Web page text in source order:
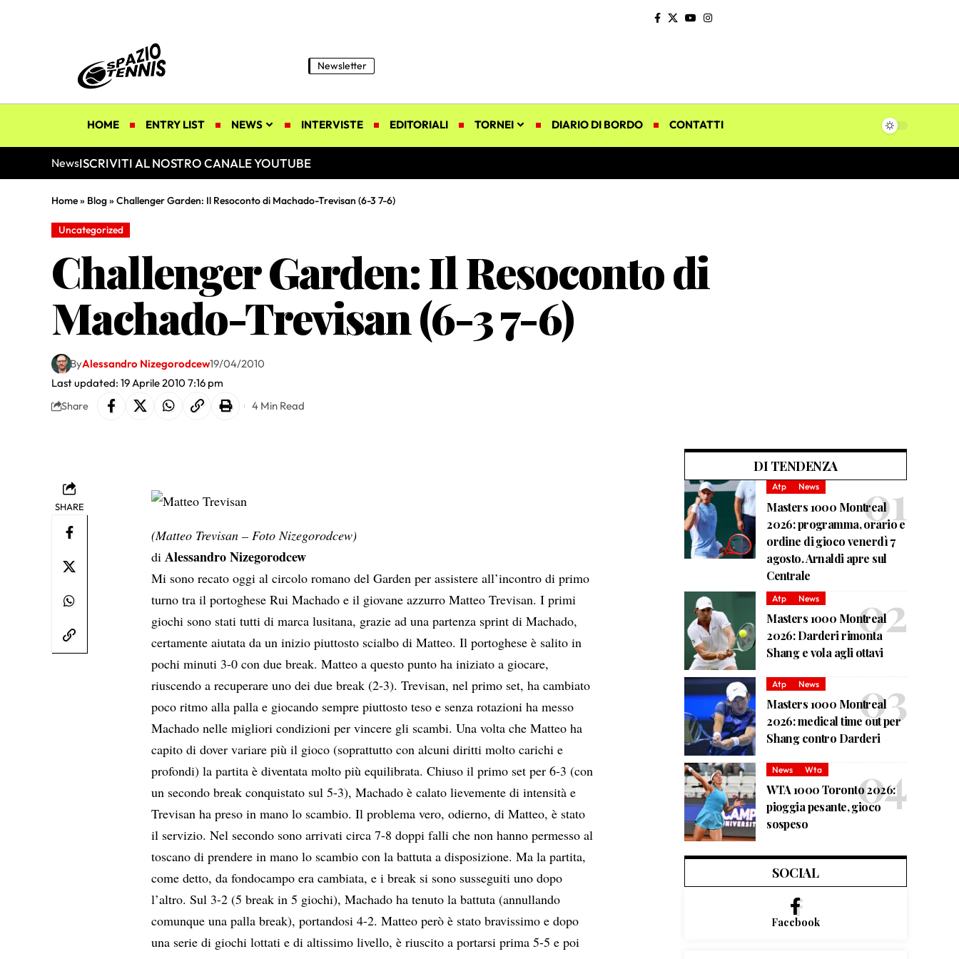
Newsletter
HOME ENTRY LIST NEWS INTERVISTE EDITORIALI TORNEI DIARIO DI BORDO CONTATTI
NewsISCRIVITI AL NOSTRO CANALE YOUTUBE
Home» Blog» Challenger Garden: Il Resoconto di Machado-Trevisan (6-3 7-6)
Uncategorized
Challenger Garden: Il Resoconto di
Machado-Trevisan (6-3 7-6)
Last updated: 19 Aprile 2010 7:16 pm
ByAlessandro Nizegorodcew19/04/2010
Share 4 Min Read
SHARE
(Matteo Trevisan – Foto Nizegorodcew)
di Alessandro Nizegorodcew
Mi sono recato oggi al circolo romano del Garden per assistere all’incontro di primo
turno tra il portoghese Rui Machado e il giovane azzurro Matteo Trevisan. I primi
giochi sono stati tutti di marca lusitana, grazie ad una partenza sprint di Machado,
certamente aiutata da un inizio piuttosto scialbo di Matteo. Il portoghese è salito in
pochi minuti 3-0 con due break. Matteo a questo punto ha iniziato a giocare,
riuscendo a recuperare uno dei due break (2-3). Trevisan, nel primo set, ha cambiato
poco ritmo alla palla e giocando sempre piuttosto teso e senza rotazioni ha messo
Machado nelle migliori condizioni per vincere gli scambi. Una volta che Matteo ha
capito di dover variare più il gioco (soprattutto con alcuni diritti molto carichi e
profondi) la partita è diventata molto più equilibrata. Chiuso il primo set per 6-3 (con
un secondo break conquistato sul 5-3), Machado è calato lievemente di intensità e
Trevisan ha preso in mano lo scambio. Il problema vero, odierno, di Matteo, è stato
il servizio. Nel secondo sono arrivati circa 7-8 doppi falli che non hanno permesso al
toscano di prendere in mano lo scambio con la battuta a disposizione. Ma la partita,
come detto, da fondocampo era cambiata, e i break si sono susseguiti uno dopo
l’altro. Sul 3-2 (5 break in 5 giochi), Machado ha tenuto la battuta (annullando
comunque una palla break), portandosi 4-2. Matteo però è stato bravissimo e dopo
una serie di giochi lottati e di altissimo livello, è riuscito a portarsi prima 5-5 e poi
DI TENDENZA
Atp News
Masters 1000 Montreal
2026: programma, orario e
ordine di gioco venerdì 7
agosto. Arnaldi apre sul
Centrale
Atp News
Masters 1000 Montreal
2026: Darderi rimonta
Shang e vola agli ottavi
Atp News
Masters 1000 Montreal
2026: medical time out per
Shang contro Darderi
News Wta
WTA 1000 Toronto 2026:
pioggia pesante, gioco
sospeso
SOCIAL
Facebook